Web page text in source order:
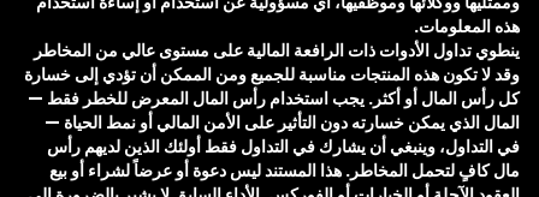
هذه المعلومات.
ينطوي تداول الأدوات ذات الرافعة المالية على مستوى عالي من المخاطر
وقد لا تكون هذه المنتجات مناسبة للجميع ومن الممكن أن تؤدي إلى خسارة
كل رأس المال أو أكثر. يجب استخدام رأس المال المعرض للخطر فقط —
المال الذي يمكن خسارته دون التأثير على الأمن المالي أو نمط الحياة —
في التداول، وينبغي أن يشارك في التداول فقط أولئك الذين لديهم رأس
مال كافٍ لتحمل المخاطر. هذا المستند ليس دعوة أو عرضاً لشراء أو بيع